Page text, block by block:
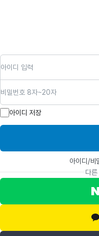
아이디 저장
아이디/비
다른